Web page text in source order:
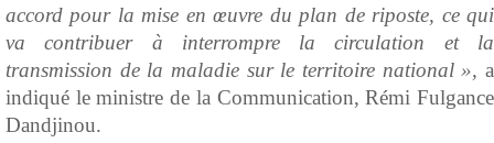
accord pour la mise en œuvre du plan de riposte, ce qui
va contribuer à interrompre la circulation et la
transmission de la maladie sur le territoire national », a
indiqué le ministre de la Communication, Rémi Fulgance
Dandjinou.